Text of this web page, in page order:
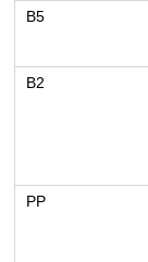
B5
B2
PP